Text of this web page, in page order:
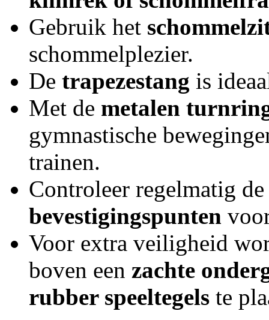
Gebruik het
schommelplezier.
De trapezestang is
Met de metalen
gymnastische
trainen.
Controleer regelmatig
bevestigingspunten
Voor extra veiligheid
boven een zachte
rubber speeltegels te